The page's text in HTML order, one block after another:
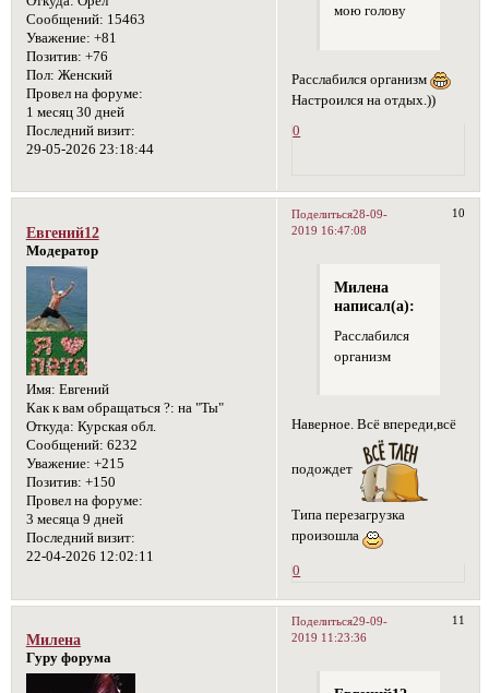
Сообщений: 15463
Уважение: +81
Позитив: +76
Пол: Женский
Провел на форуме:
1 месяц 30 дней
Последний визит:
29-05-2026 23:18:44
мою голову
Расслабился организм
Настроился на отдых.))
0
Поделиться 10
28-09-
2019 16:47:08
Евгений12
Модератор
Имя: Евгений
Как к вам обращаться ?: на "Ты"
Откуда: Курская обл.
Сообщений: 6232
Уважение: +215
Позитив: +150
Провел на форуме:
3 месяца 9 дней
Последний визит:
22-04-2026 12:02:11
Милена
написал(а):
Расслабился
организм
Наверное. Всё впереди,всё
подождет
Типа перезагрузка
произошла
0
Поделиться 11
29-09-
2019 11:23:36
Милена
Гуру форума